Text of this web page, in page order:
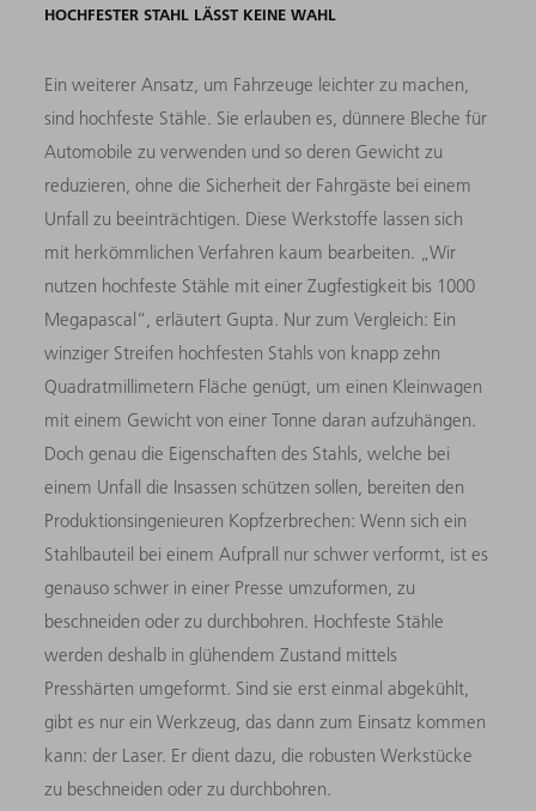
HOCHFESTER STAHL LÄSST KEINE WAHL
Ein weiterer Ansatz, um Fahrzeuge leichter zu machen,
sind hochfeste Stähle. Sie erlauben es, dünnere Bleche für
Automobile zu verwenden und so deren Gewicht zu
reduzieren, ohne die Sicherheit der Fahrgäste bei einem
Unfall zu beeinträchtigen. Diese Werkstoffe lassen sich
mit herkömmlichen Verfahren kaum bearbeiten. „Wir
nutzen hochfeste Stähle mit einer Zugfestigkeit bis 1000
Megapascal“, erläutert Gupta. Nur zum Vergleich: Ein
winziger Streifen hochfesten Stahls von knapp zehn
Quadratmillimetern Fläche genügt, um einen Kleinwagen
mit einem Gewicht von einer Tonne daran aufzuhängen.
Doch genau die Eigenschaften des Stahls, welche bei
einem Unfall die Insassen schützen sollen, bereiten den
Produktionsingenieuren Kopfzerbrechen: Wenn sich ein
Stahlbauteil bei einem Aufprall nur schwer verformt, ist es
genauso schwer in einer Presse umzuformen, zu
beschneiden oder zu durchbohren. Hochfeste Stähle
werden deshalb in glühendem Zustand mittels
Presshärten umgeformt. Sind sie erst einmal abgekühlt,
gibt es nur ein Werkzeug, das dann zum Einsatz kommen
kann: der Laser. Er dient dazu, die robusten Werkstücke
zu beschneiden oder zu durchbohren.